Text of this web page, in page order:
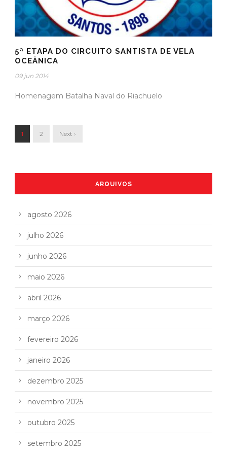
5ª ETAPA DO CIRCUITO SANTISTA DE VELA
OCEÂNICA
09 jun 2014
Homenagem Batalha Naval do Riachuelo
1 2 Next ›
ARQUIVOS
agosto 2026
julho 2026
junho 2026
maio 2026
abril 2026
março 2026
fevereiro 2026
janeiro 2026
dezembro 2025
novembro 2025
outubro 2025
setembro 2025